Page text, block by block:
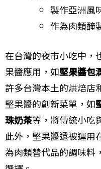
製作亞洲風
作為肉類醃
在台灣的夜市小吃中，
果醬應用，如堅果醬包
許多台灣本土的烘焙店
堅果醬的創新菜單，如
珠奶茶等，將傳統小吃
此外，堅果醬還被運用
為肉類替代品的調味料